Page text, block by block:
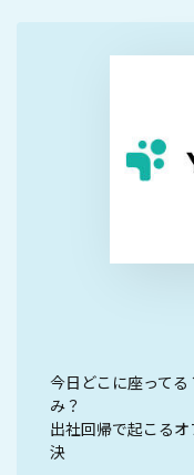
今日どこに座って
み？
出社回帰で起こる
決